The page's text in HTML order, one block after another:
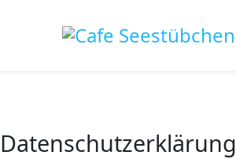
Datenschutz­erklärung